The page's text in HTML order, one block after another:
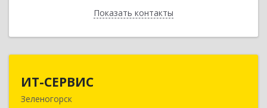
Показать контакты
Назад
ИТ-СЕРВИС
Зеленогорск663690, Красноярский край, Зеленогорск г,